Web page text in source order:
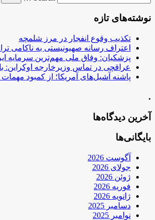
نوشته‌های تازه
تکذیب وقوع انفجار در مرز شلمچه
اعتراف رسانه صهیونیستی به ناکامی
پزشکیان: وفاق ملی مهم‌ترین سرمایه
عراقچی در تماس وزیرخارجه اوکراین:
پاشنه آشیل‌های آمریکا؛ از کمبود
.
آخرین دیدگاه‌ها
بایگانی‌ها
آگوست 2026
جولای 2026
ژوئن 2026
فوریه 2026
ژانویه 2026
دسامبر 2025
نوامبر 2025